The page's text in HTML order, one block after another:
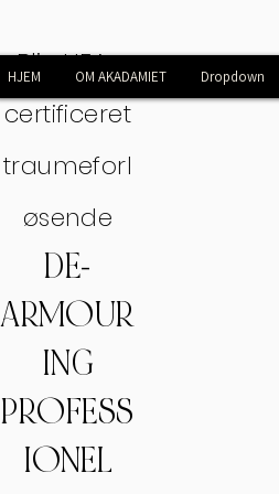
Bliv HEA-
certificeret
traumeforl
øsende
DE-
ARMOUR
ING
PROFESS
IONEL
HJEM OM AKADAMIET Dropdown